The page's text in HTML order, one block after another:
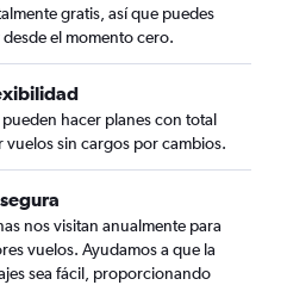
gratis, así que puedes
el momento cero.
hacer planes con total
vuelos sin cargos por cambios.
nos visitan anualmente para
vuelos. Ayudamos a que la
sea fácil, proporcionando